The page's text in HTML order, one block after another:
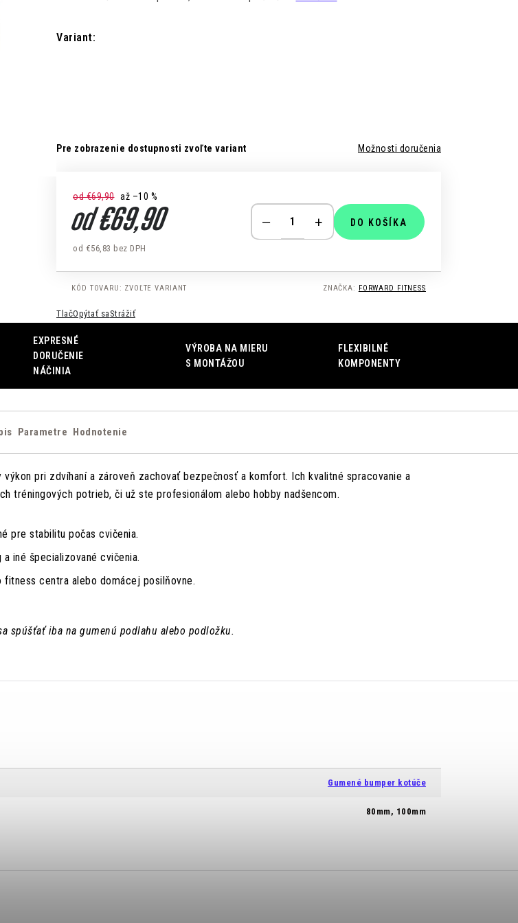
Variant:
Pre zobrazenie dostupnosti zvoľte variant Možnosti doručenia
od €69,90 až –10 %
od€69,90
od €56,83 bez DPH
DO KOŠÍKA
KÓD TOVARU: ZVOĽTE VARIANT ZNAČKA: FORWARD FITNESS
TlačOpýtať sa Strážiť
EXPRESNÉ
DORUČENIE
NÁČINIA
VÝROBA NA MIERU
S MONTÁŽOU
FLEXIBILNÉ
KOMPONENTY
Parametre Hodnotenie
pri zdvíhaní a zároveň zachovať bezpečnosť a komfort. Ich kvalitné spracovanie a
tréningových potrieb, či už ste profesionálom alebo hobby nadšencom.
pre stabilitu počas cvičenia.
iné špecializované cvičenia.
centra alebo domácej posilňovne.
spúšťať iba na gumenú podlahu alebo podložku.
Gumené bumper kotúče
80mm, 100mm